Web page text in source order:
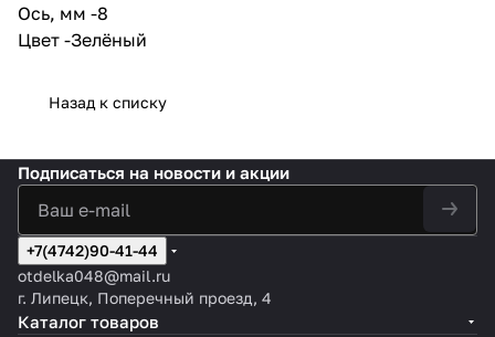
Ось, мм -8
Цвет -Зелёный
Назад к списку
Подписаться на новости и акции
+7(4742)90-41-44
otdelka048@mail.ru
г. Липецк, Поперечный проезд, 4
Каталог товаров